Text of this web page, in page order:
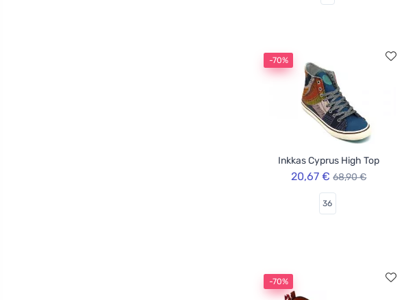
-70%
Inkkas Cyprus High Top
20,67 € 68,90 €
36
-70%